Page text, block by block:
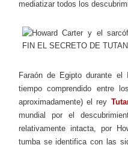
mediatizar todos los
Faraón de Egipto durante el
tiempo comprendido entre
aproximadamente) el rey
mundial por el
relativamente intacta, por
tumba se identifica con las